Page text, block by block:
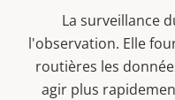
La surveillance
l'observation. Elle
routières les
agir plus